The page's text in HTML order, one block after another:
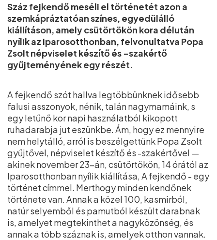
Száz fejkendő meséli el történetét azon a
szemkápráztatóan színes, egyedülálló
kiállításon, amely csütörtökön kora délután
nyílik az Iparosotthonban, felvonultatva Popa
Zsolt népviselet készítő és -szakértő
gyűjteményének egy részét.
A fejkendő szót hallva legtöbbünknek idősebb
falusi asszonyok, nénik, talán nagymamáink, s
egy letűnő kor napi használatból kikopott
ruhadarabja jut eszünkbe. Ám, hogy ez mennyire
nem helytálló, arról is beszélgettünk Popa Zsolt
gyűjtővel, népviselet készítő és -szakértővel —
akinek november 23-án, csütörtökön, 14 órától az
Iparosotthonban nyílik kiállítása, A fejkendő - egy
történet címmel. Merthogy minden kendőnek
története van. Annak a közel 100, kasmirból,
natúr selyemből és pamutból készült darabnak
is, amelyet megtekinthet a nagyközönség, és
annak a több száznak is, amelyek otthon vannak.